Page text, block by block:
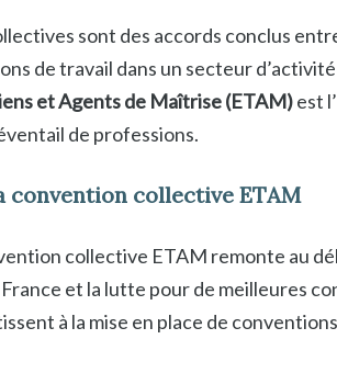
sont des accords conclus
de travail dans un secteur
et Agents de Maîtrise (ETAM)est
de professions.
convention collective ETAM
collective ETAM remonte au
et la lutte pour de meilleures
à la mise en place de